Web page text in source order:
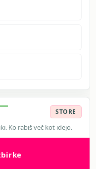
STORE
Ko rabiš več kot idejo.